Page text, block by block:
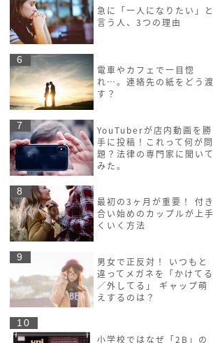
急に「一人になりたい」と
言う人、3つの理由
6
電車やカフェで一目惚
れ…。連絡先の紙をどう渡
す？
7
YouTuberが店内動画を勝
手に投稿！これって何が問
題？法律の専門家に聞いて
みた。
8
最初の3ヶ月が重要！ 付き
合い始めのカップルが上手
くいく方法
9
男女で正反対！ いつもと
違ってメガネを「かけてる
／外してる」 ギャップ萌
えするのは？
10
小学校ではなぜ「2B」の